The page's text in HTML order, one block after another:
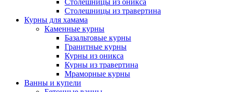
Столешницы из оникса
Столешницы из травертина
Курны для хамама
Каменные курны
Базальтовые курны
Гранитные курны
Курны из оникса
Курны из травертина
Мраморные курны
Ванны и купели